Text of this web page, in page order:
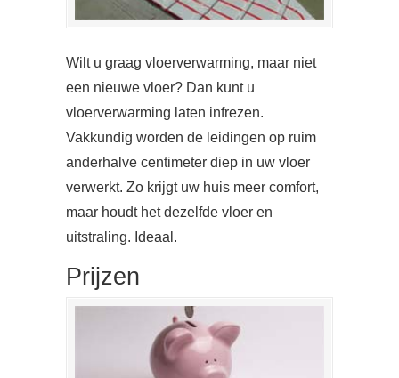
Wilt u graag vloerverwarming, maar niet
een nieuwe vloer? Dan kunt u
vloerverwarming laten infrezen.
Vakkundig worden de leidingen op ruim
anderhalve centimeter diep in uw vloer
verwerkt. Zo krijgt uw huis meer comfort,
maar houdt het dezelfde vloer en
uitstraling. Ideaal.
Prijzen